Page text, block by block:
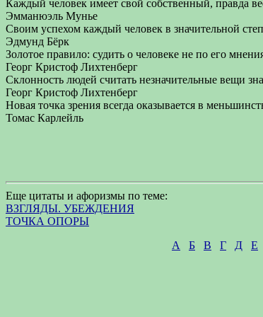
Каждый человек имеет свой собственный, правда
Эмманюэль Мунье
Своим успехом каждый человек в значительной
Эдмунд Бёрк
Золотое правило: судить о человеке не по его
Георг Кристоф Лихтенберг
Склонность людей считать незначительные вещи
Георг Кристоф Лихтенберг
Новая точка зрения всегда оказывается в
Томас Карлейль
Еще цитаты и афоризмы по теме:
ВЗГЛЯДЫ. УБЕЖДЕНИЯ
ТОЧКА ОПОРЫ
А
Б В Г Д Е